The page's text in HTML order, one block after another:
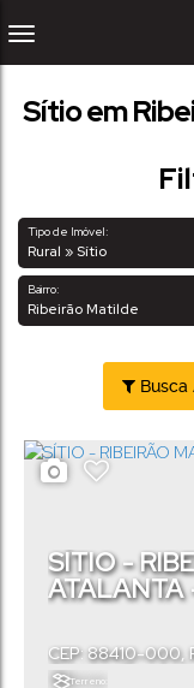
Sítio em
Tipo de Imóvel:
Rural » Sítio
Bairro:
Ribeirão Matilde
Busca
SÍTIO -
ATALANTA
CEP: 88410-000,
Catarina,Brasil
Terreno: